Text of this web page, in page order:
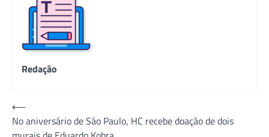
Redação
Navegação
de
⟵
No aniversário de São Paulo, HC recebe doação de dois